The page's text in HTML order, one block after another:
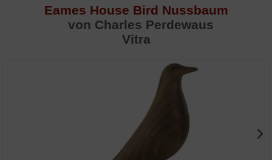
Eames House Bird Nussbaum
von Charles Perdewaus
Vitra